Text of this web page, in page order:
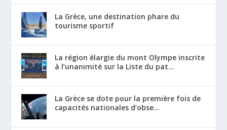
La Grèce, une destination phare du
tourisme sportif
La région élargie du mont Olympe inscrite
à l’unanimité sur la Liste du pat...
La Grèce se dote pour la première fois de
capacités nationales d’obse...